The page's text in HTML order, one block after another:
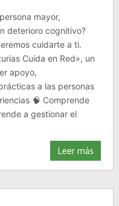
mayor,
deterioro cognitivo?
cuidarte a ti.
Cuida en Red», un
apoyo,
a las personas
🧠 Comprende
a gestionar el
Leer más